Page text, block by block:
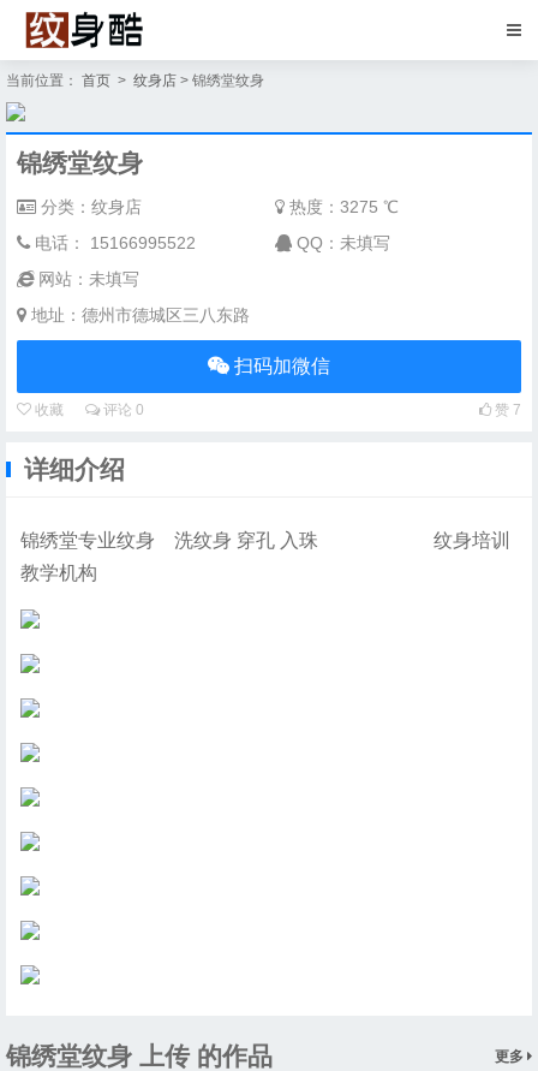
当前位置： 首页 > 纹身店 > 锦绣堂纹身
锦绣堂纹身
分类：纹身店 热度： 3275 ℃
电话： 15166995522
QQ：未填写
网站：未填写
地址：德州市德城区三八东路
扫码加微信
赞 7
收藏 评论 0
详细介绍
锦绣堂专业纹身 洗纹身 穿孔 入珠 纹身培训
教学机构
更多
锦绣堂纹身 上传 的作品